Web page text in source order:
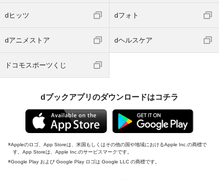
dヒッツ dフォト
dアニメストア dヘルスケア
ドコモスポーツくじ
dブックアプリのダウンロードはコチラ
Appleのロゴ、App Storeは、米国もしくはその他の国や地域におけるApple Inc.の商標で
す。App Storeは、Apple Inc.のサービスマークです。
Google Play および Google Play ロゴは Google LLC の商標です。